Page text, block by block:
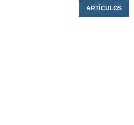
ARTÍCULOS